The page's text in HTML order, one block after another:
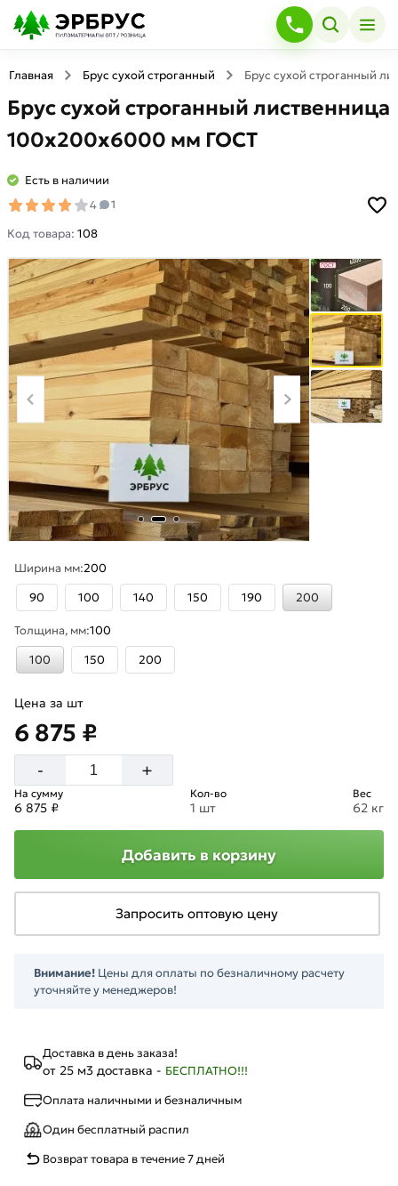
Главная Брус сухой строганный Брус сухой строганный
Брус сухой строганный лиственница
100х200х6000 мм ГОСТ
Есть в наличии
4
1
Код товара: 108
Ширина мм:200
90
100 140 150 190 200
Толщина, мм:100
100
150 200
Доставка в день заказа!
от 25 м3 доставка - БЕСПЛАТНО!!!
Оплата наличными и безналичным
Один бесплатный распил
Возврат товара в течение 7 дней
Цена за шт
6 875 ₽
- +
На сумму
6 875 ₽
Кол-во
1 шт
Вес
62 кг
Добавить в корзину
Запросить оптовую цену
Внимание! Цены для оплаты по безналичному расчету
уточняйте у менеджеров!